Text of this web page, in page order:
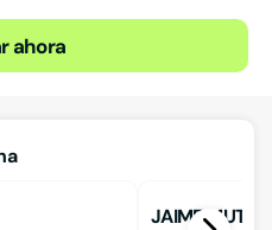
ahora
JAIME MUT